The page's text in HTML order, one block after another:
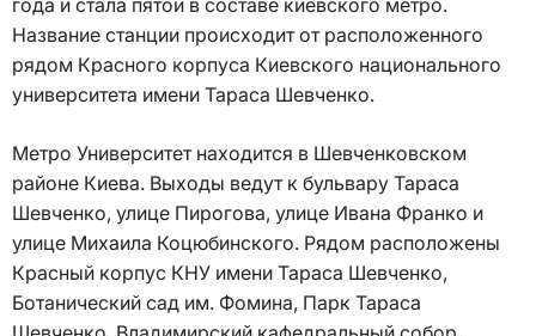
Название станции происходит от расположенного
рядом Красного корпуса Киевского национального
университета имени Тараса Шевченко.
Метро Университет находится в Шевченковском
районе Киева. Выходы ведут к бульвару Тараса
Шевченко, улице Пирогова, улице Ивана Франко и
улице Михаила Коцюбинского. Рядом расположены
Красный корпус КНУ имени Тараса Шевченко,
Ботанический сад им. Фомина, Парк Тараса